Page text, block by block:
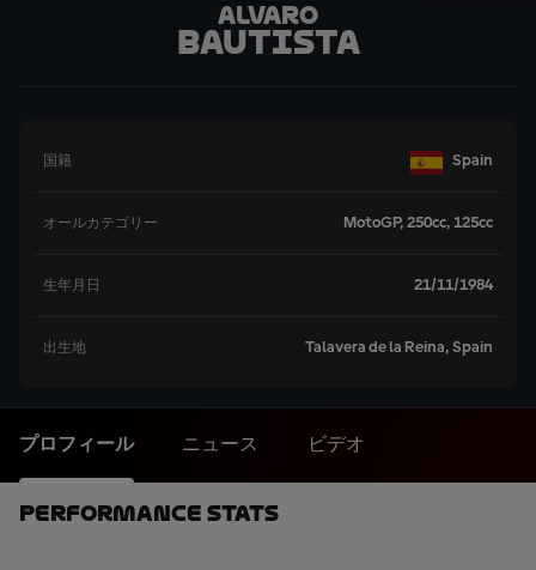
Alvaro
Bautista
国籍 Spain
オールカテゴリー MotoGP, 250cc, 125cc
生年月日 21/11/1984
出生地 Talavera de la Reina, Spain
プロフィール ニュース ビデオ
Performance Stats